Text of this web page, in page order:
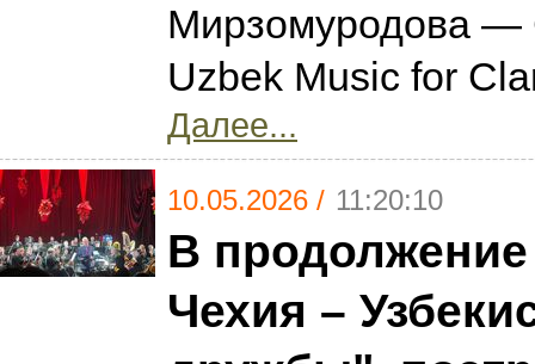
Мирзомуродова —
Uzbek Music for
Далее...
10.05.2026 / 11:20:10
В
Чехия –